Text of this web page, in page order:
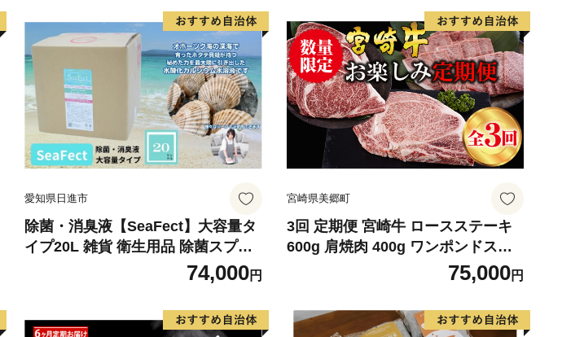
分け 冷凍 国産 詰め合わせ 経産牛
もも肉 モモ 牛 豚 鶏
け 冷凍 送料無料 国産 BBQ バーベ
キュー キャンプ 普段使い 炒め物 丼
カット 詰め合わせ 経産牛
愛知県日進市
除菌・消臭液【SeaFect】大容量タ
イプ20L 雑貨 衛生用品 除菌スプレ
ー 消臭スプレー 詰め替え用 100%
天然成分 肌にやさしい 飲食店 防カ
ビ 油脂分解 農薬除去
74,000円
宮崎県美郷町
3回 定期便 宮崎牛 ロースステーキ
600g 肩焼肉 400g ワンポンドステ
ーキ 454g [日本ハムマーケティング
宮崎県 美郷町 31bd0023] 冷凍 送料
無料 国産 黒毛和牛 A5 A4等級 ブラ
ンド 牛 肉 霜降り バーベキュー キ
75,000円